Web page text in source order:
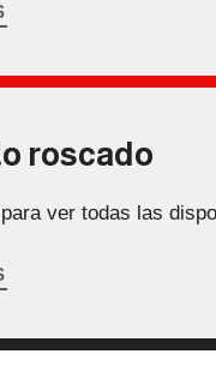
roscado
ver todas las